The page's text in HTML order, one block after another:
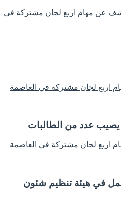
عن مهام اربع لجان مشتركة في
عدد من الطالبات
في هيئة تنظيم شئون